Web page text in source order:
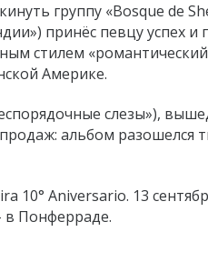
группу «Bosque de
принёс певцу успех и
стилем «романтический
Америке.
слезы»),
альбом разошелся
10° Aniversario. 13
в Понферраде.